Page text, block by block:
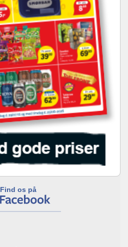
Find os på